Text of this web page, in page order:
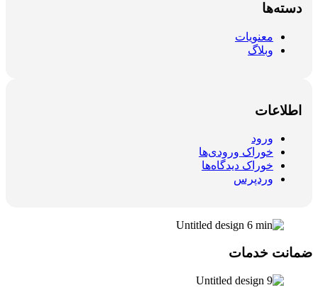
دسته‌ها
معنویات
وبلاگ
اطلاعات
ورود
خوراک ورودی‌ها
خوراک دیدگاه‌ها
وردپرس
ضمانت خدمات